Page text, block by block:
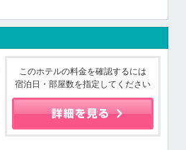
このホテルの料金を確認するには
宿泊日・部屋数を指定してください